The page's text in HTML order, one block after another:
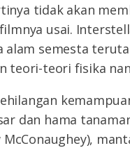
tidak akan
usai.
alam semesta
teori-teori fisika
dan hama
McConaughey),